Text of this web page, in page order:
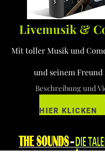
Livemusik &
Mit toller Musik und
und seinem Freund
Beschreibung und
HIER KLICKEN